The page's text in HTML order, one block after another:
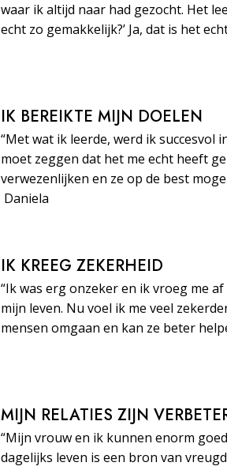
waar ik altijd naar had gezocht. Het
echt zo gemakkelijk?’ Ja, dat is het
IK BEREIKTE MIJN DOELEN
“Met wat ik leerde, werd ik succesvol
moet zeggen dat het me echt heeft
verwezenlijken en ze op de best
Daniela
IK KREEG ZEKERHEID
“Ik was erg onzeker en ik vroeg me
mijn leven. Nu voel ik me veel
mensen omgaan en kan ze beter
MIJN RELATIES ZIJN
“Mijn vrouw en ik kunnen enorm
dagelijks leven is een bron van